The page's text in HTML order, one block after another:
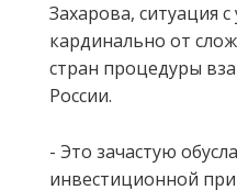
Захарова, ситуация
кардинально от
стран процедуры
России.
- Это зачастую
инвестиционной